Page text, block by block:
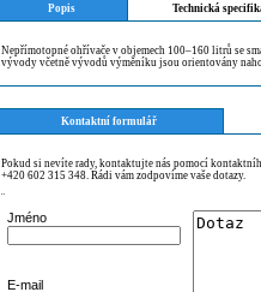
Popis Technická
Nepřímotopné ohřívače v objemech 100–160 litrů se
vývody včetně vývodů výměníku jsou orientovány
Kontaktní formulář
Pokud si nevíte rady, kontaktujte nás pomocí
+420 602 315 348. Rádi vám zodpovíme vaše dotazy.
¨
Jméno
E-mail